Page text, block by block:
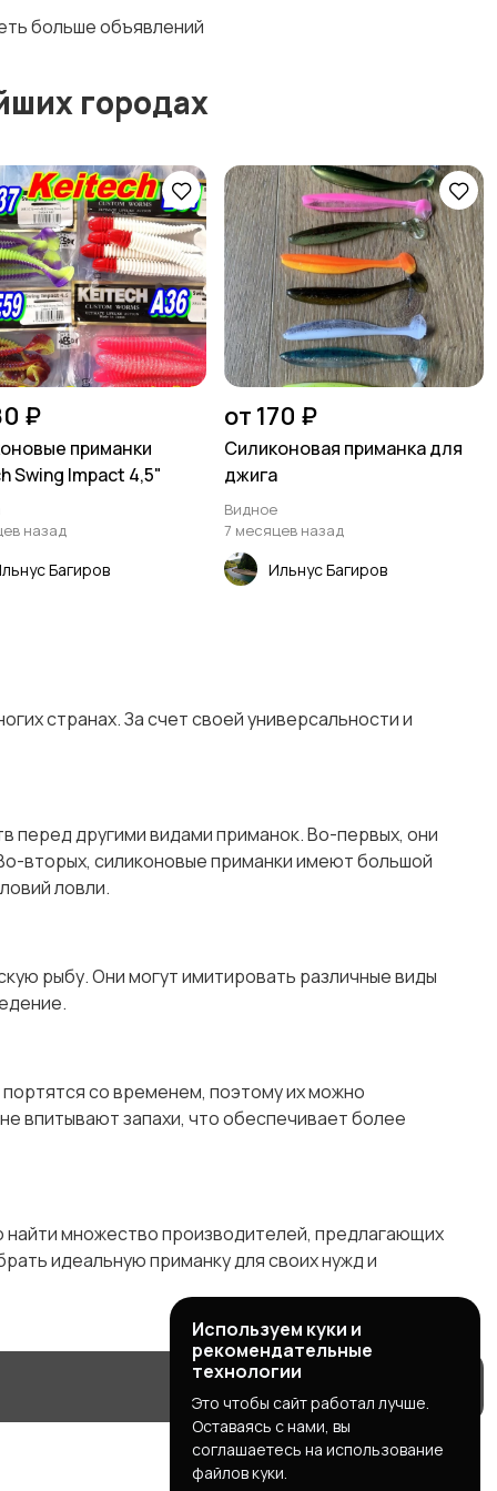
больше объявлений
городах
₽
приманки
Swing Impact 4,5"
назад
Багиров
от 170 ₽
Силиконовая приманка для
джига
Видное
7 месяцев назад
Ильнус Багиров
странах. За счет своей универсальности и
перед другими видами приманок. Во-первых, они
вторых, силиконовые приманки имеют большой
ловли.
рыбу. Они могут имитировать различные виды
со временем, поэтому их можно
впитывают запахи, что обеспечивает более
найти множество производителей, предлагающих
идеальную приманку для своих нужд и
Используем куки и
рекомендательные
технологии
Это чтобы сайт работал лучше.
Оставаясь с нами, вы
соглашаетесь на использование
файлов куки.